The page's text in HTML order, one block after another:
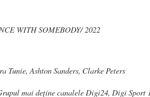
WITH SOMEBODY/ 2022
Tunie, Ashton Sanders, Clarke Peters
mai deține canalele Digi24, Digi Sport